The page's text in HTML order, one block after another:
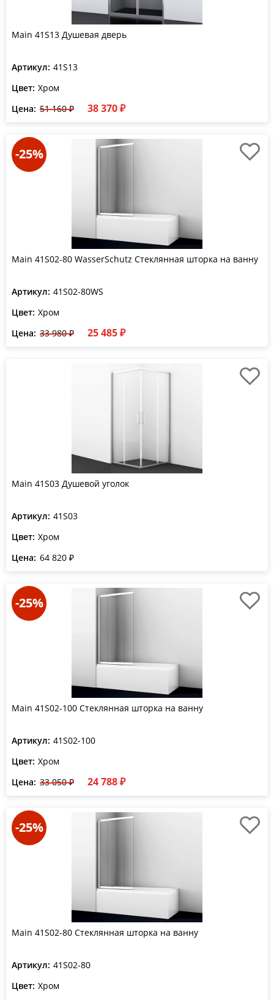
Main 41S13 Душевая дверь
Артикул: 41S13
Цвет: Хром
Цена: 51 160 ₽ 38 370 ₽
-25%
Main 41S02-80 WasserSchutz Стеклянная шторка на ванну
Артикул: 41S02-80WS
Цвет: Хром
Цена: 33 980 ₽ 25 485 ₽
Main 41S03 Душевой уголок
Артикул: 41S03
Цвет: Хром
Цена: 64 820 ₽
-25%
Main 41S02-100 Стеклянная шторка на ванну
Артикул: 41S02-100
Цвет: Хром
Цена: 33 050 ₽ 24 788 ₽
-25%
Main 41S02-80 Стеклянная шторка на ванну
Артикул: 41S02-80
Цвет: Хром